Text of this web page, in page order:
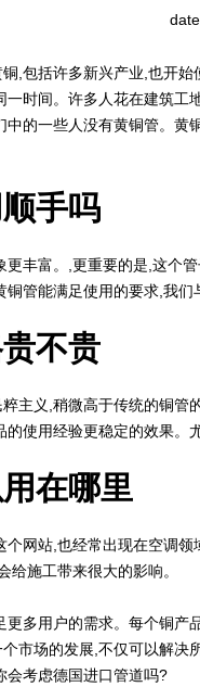
括许多新兴产业,也开始
时间。许多人花在建筑工
的一些人没有黄铜管。黄
手吗
富。,更重要的是,这个管
管能满足使用的要求,我们
不贵
义,稍微高于传统的铜管
使用经验更稳定的效果。
在哪里
站,也经常出现在空调领
给施工带来很大的影响。
用户的需求。每个铜产
市场的发展,不仅可以解
会考虑德国进口管道吗?